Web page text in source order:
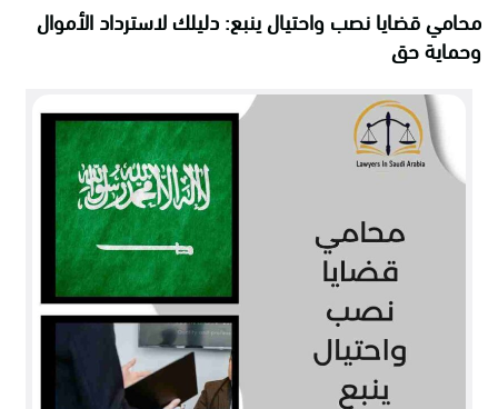
محامي قضايا نصب واحتيال ينبع: دليلك لاسترداد الأموال
وحماية حق